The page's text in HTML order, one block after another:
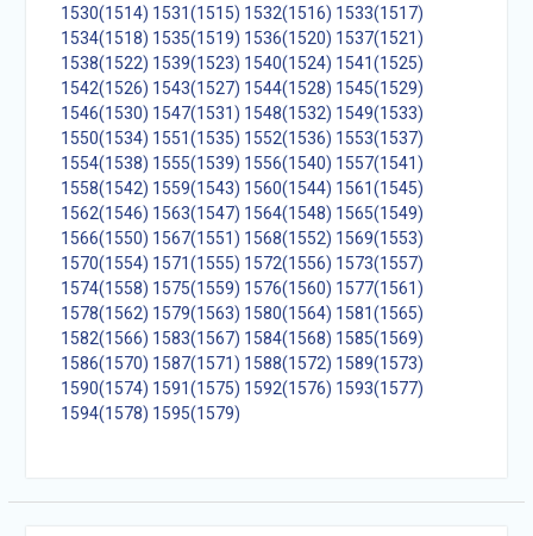
1530(1514) 1531(1515) 1532(1516) 1533(1517)
1534(1518) 1535(1519) 1536(1520) 1537(1521)
1538(1522) 1539(1523) 1540(1524) 1541(1525)
1542(1526) 1543(1527) 1544(1528) 1545(1529)
1546(1530) 1547(1531) 1548(1532) 1549(1533)
1550(1534) 1551(1535) 1552(1536) 1553(1537)
1554(1538) 1555(1539) 1556(1540) 1557(1541)
1558(1542) 1559(1543) 1560(1544) 1561(1545)
1562(1546) 1563(1547) 1564(1548) 1565(1549)
1566(1550) 1567(1551) 1568(1552) 1569(1553)
1570(1554) 1571(1555) 1572(1556) 1573(1557)
1574(1558) 1575(1559) 1576(1560) 1577(1561)
1578(1562) 1579(1563) 1580(1564) 1581(1565)
1582(1566) 1583(1567) 1584(1568) 1585(1569)
1586(1570) 1587(1571) 1588(1572) 1589(1573)
1590(1574) 1591(1575) 1592(1576) 1593(1577)
1594(1578) 1595(1579)